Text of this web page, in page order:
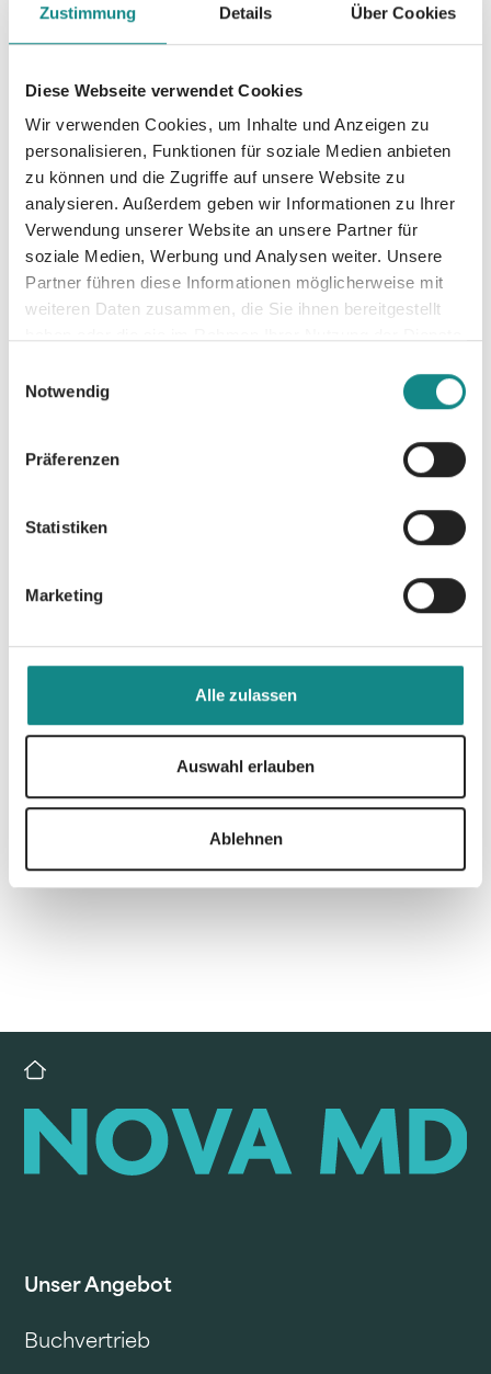
Zustimmung Details Über Cookies
Diese Webseite verwendet Cookies
Wir verwenden Cookies, um Inhalte und Anzeigen zu
personalisieren, Funktionen für soziale Medien anbieten
zu können und die Zugriffe auf unsere Website zu
analysieren. Außerdem geben wir Informationen zu Ihrer
Verwendung unserer Website an unsere Partner für
soziale Medien, Werbung und Analysen weiter. Unsere
Partner führen diese Informationen möglicherweise mit
weiteren Daten zusammen, die Sie ihnen bereitgestellt
Notwendig
Präferenzen
Statistiken
Marketing
Alle zulassen
Auswahl erlauben
Ablehnen
fragen. Im Himmel, der eine
Zusammensetzung aus den Lieblingsorten
Regeln gibt, trifft Oma endlich wieder Opa
Günther. Zusammen schauen sie auf Leona
hinunter. Auch für Betty ist es schwer, ihrer
Enkelin nicht mehr helfen zu können und so
sucht und findet sie einen Weg, ihr
klitzekleine Zeichen zu schicken. Anfänglich
nutzt sie ihre Gabe ausgiebig, bis es
schließlich ausartet und sie sich mehr in das
Leben ihrer Enkelin mischt, als gut für diese
mit vielen Illustrationen und einer großen
Schrift über ein Thema, mit dem sich jeder
Unser Angebot
Buchvertrieb